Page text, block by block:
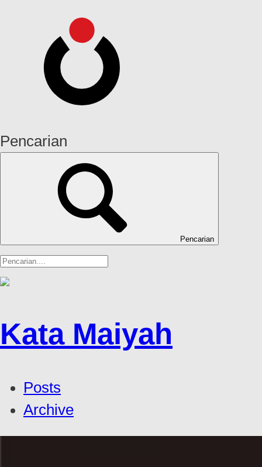
Pencarian
Pencarian
Kata Maiyah
Posts
Archive